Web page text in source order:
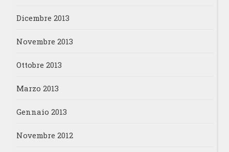
Dicembre 2013
Novembre 2013
Ottobre 2013
Marzo 2013
Gennaio 2013
Novembre 2012